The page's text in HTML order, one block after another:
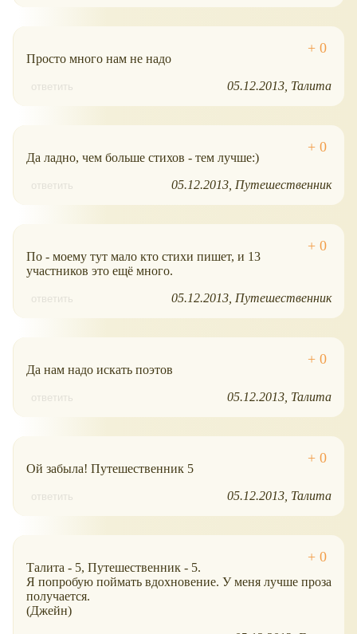
Просто много нам не надо
ответить 05.12.2013 Талита
Да ладно, чем больше стихов - тем лучше:)
ответить 05.12.2013 Путешественник
По - моему тут мало кто стихи пишет, и 13
участников это ещё много.
ответить 05.12.2013 Путешественник
Да нам надо искать поэтов
ответить 05.12.2013 Талита
Ой забыла! Путешественник 5
ответить 05.12.2013 Талита
Талита - 5, Путешественник - 5.
Я попробую поймать вдохновение. У меня лучше проза
получается.
(Джейн)